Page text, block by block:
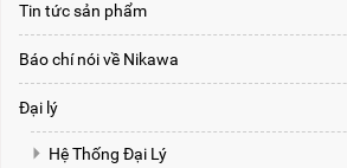
Tin tức sản phẩm
Báo chí nói về Nikawa
Đại lý
Hệ Thống Đại Lý